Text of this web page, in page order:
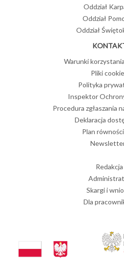
Oddział
Oddział
Oddział
Warunki
Pliki
Polityka
Inspektor
Procedura zgłaszania
Deklaracja
Plan
Redakcja
Skargi i
Dla